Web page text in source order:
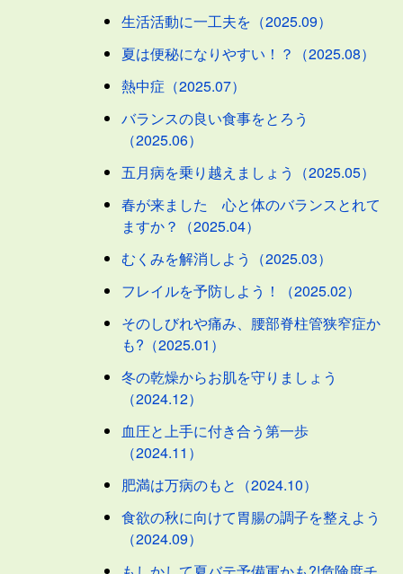
生活活動に一工夫を（2025.09）
夏は便秘になりやすい！？（2025.08）
熱中症（2025.07）
バランスの良い食事をとろう
（2025.06）
五月病を乗り越えましょう（2025.05）
春が来ました 心と体のバランスとれて
ますか？（2025.04）
むくみを解消しよう（2025.03）
フレイルを予防しよう！（2025.02）
そのしびれや痛み、腰部脊柱管狭窄症か
も?（2025.01）
冬の乾燥からお肌を守りましょう
（2024.12）
血圧と上手に付き合う第一歩
（2024.11）
肥満は万病のもと（2024.10）
食欲の秋に向けて胃腸の調子を整えよう
（2024.09）